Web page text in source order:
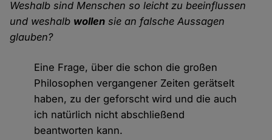
Weshalb sind Menschen so leicht zu beeinflussen
und weshalb wollen sie an falsche Aussagen
glauben?
Eine Frage, über die schon die großen
Philosophen vergangener Zeiten gerätselt
haben, zu der geforscht wird und die auch
ich natürlich nicht abschließend
beantworten kann.